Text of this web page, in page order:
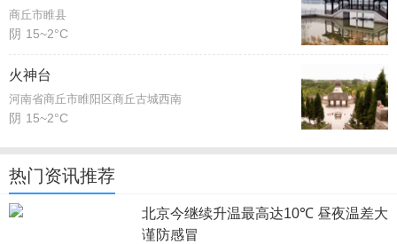
商丘市睢县
阴 15~2°C
火神台
河南省商丘市睢阳区商丘古城西南
阴 15~2°C
热门资讯推荐
北京今继续升温最高达10℃ 昼夜温差大
谨防感冒